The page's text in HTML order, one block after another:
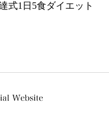
式1日5食ダイエット